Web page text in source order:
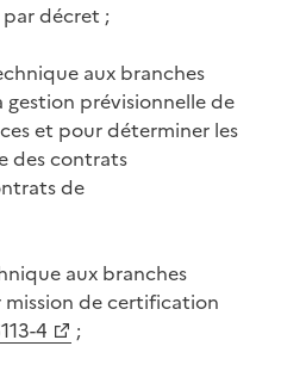
décret ;
aux branches
prévisionnelle de
et pour déterminer les
des contrats
de
aux branches
de certification
4
;